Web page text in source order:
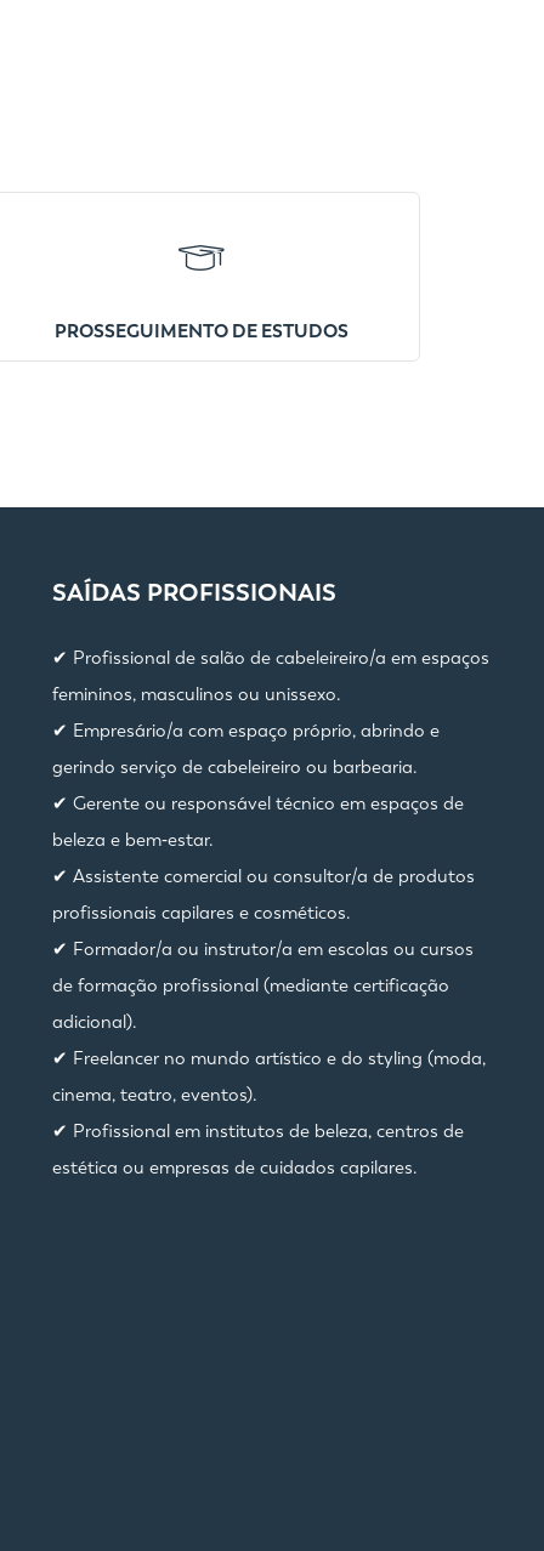
PROSSEGUIMENTO DE ESTUDOS
SAÍDAS PROFISSIONAIS
✔ Profissional de salão de cabeleireiro/a em espaços
femininos, masculinos ou unissexo.
✔ Empresário/a com espaço próprio, abrindo e
gerindo serviço de cabeleireiro ou barbearia.
✔ Gerente ou responsável técnico em espaços de
beleza e bem‑estar.
✔ Assistente comercial ou consultor/a de produtos
profissionais capilares e cosméticos.
✔ Formador/a ou instrutor/a em escolas ou cursos
de formação profissional (mediante certificação
adicional).
✔ Freelancer no mundo artístico e do styling (moda,
cinema, teatro, eventos).
✔ Profissional em institutos de beleza, centros de
estética ou empresas de cuidados capilares.